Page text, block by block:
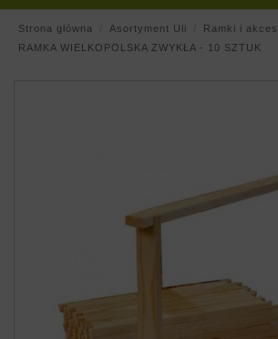
Strona główna Asortyment Uli
Ramki i
RAMKA WIELKOPOLSKA ZWYKŁA - 10 SZTUK